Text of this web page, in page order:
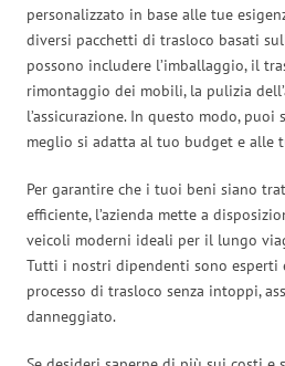
personalizzato in base alle tue
diversi pacchetti di trasloco basati
possono includere l’imballaggio, il
rimontaggio dei mobili, la pulizia
l’assicurazione. In questo modo,
meglio si adatta al tuo budget e alle
Per garantire che i tuoi beni siano
efficiente, l’azienda mette a
veicoli moderni ideali per il lungo
Tutti i nostri dipendenti sono esperti
processo di trasloco senza intoppi,
danneggiato.